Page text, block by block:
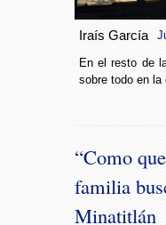
Iraís García
En el resto de
sobre todo en la
“Como
familia
Minatitlán